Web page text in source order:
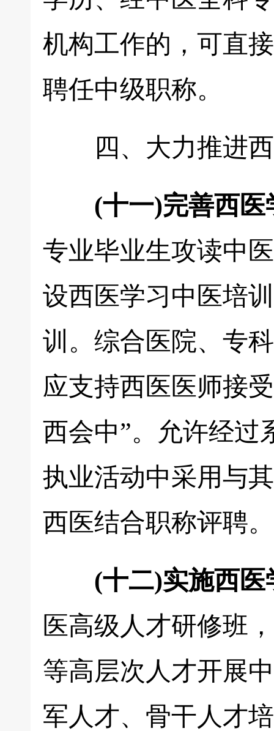
机构工作的，可直
聘任中级职称。
四、大力推进
(十一)完善西
专业毕业生攻读中
设西医学习中医培
训。综合医院、专
应支持西医医师接
西会中”。允许经过
执业活动中采用与
西医结合职称评聘。
(十二)实施西
医高级人才研修班
等高层次人才开展
军人才、骨干人才